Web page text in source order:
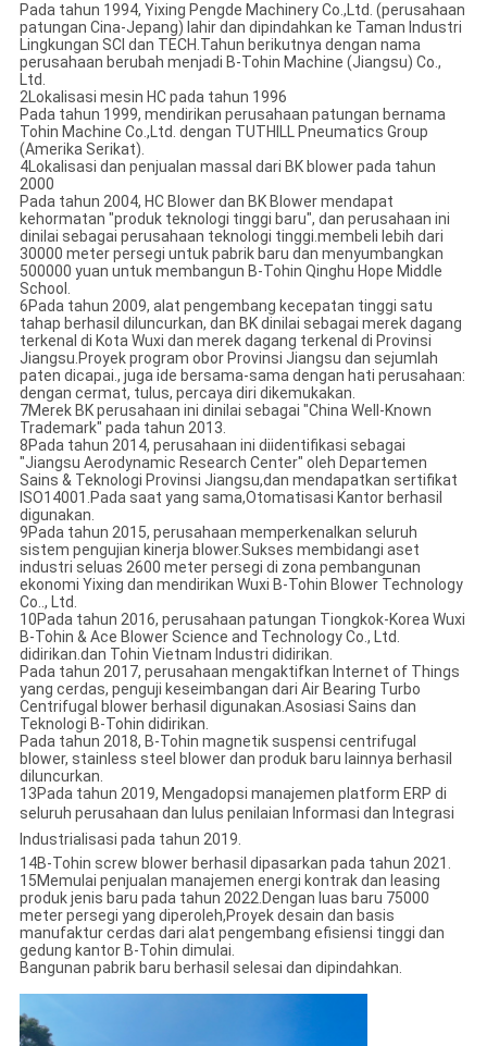
Pada tahun 1994, Yixing Pengde Machinery Co.,Ltd. (perusahaan
patungan Cina-Jepang) lahir dan dipindahkan ke Taman Industri
Lingkungan SCI dan TECH.Tahun berikutnya dengan nama
perusahaan berubah menjadi B-Tohin Machine (Jiangsu) Co.,
Ltd.
2Lokalisasi mesin HC pada tahun 1996
Pada tahun 1999, mendirikan perusahaan patungan bernama
Tohin Machine Co.,Ltd. dengan TUTHILL Pneumatics Group
(Amerika Serikat).
4Lokalisasi dan penjualan massal dari BK blower pada tahun
2000
Pada tahun 2004, HC Blower dan BK Blower mendapat
kehormatan "produk teknologi tinggi baru", dan perusahaan ini
dinilai sebagai perusahaan teknologi tinggi.membeli lebih dari
30000 meter persegi untuk pabrik baru dan menyumbangkan
500000 yuan untuk membangun B-Tohin Qinghu Hope Middle
School.
6Pada tahun 2009, alat pengembang kecepatan tinggi satu
tahap berhasil diluncurkan, dan BK dinilai sebagai merek dagang
terkenal di Kota Wuxi dan merek dagang terkenal di Provinsi
Jiangsu.Proyek program obor Provinsi Jiangsu dan sejumlah
paten dicapai., juga ide bersama-sama dengan hati perusahaan:
dengan cermat, tulus, percaya diri dikemukakan.
7Merek BK perusahaan ini dinilai sebagai "China Well-Known
Trademark" pada tahun 2013.
8Pada tahun 2014, perusahaan ini diidentifikasi sebagai
"Jiangsu Aerodynamic Research Center" oleh Departemen
Sains & Teknologi Provinsi Jiangsu,dan mendapatkan sertifikat
ISO14001.Pada saat yang sama,Otomatisasi Kantor berhasil
digunakan.
9Pada tahun 2015, perusahaan memperkenalkan seluruh
sistem pengujian kinerja blower.Sukses membidangi aset
industri seluas 2600 meter persegi di zona pembangunan
ekonomi Yixing dan mendirikan Wuxi B-Tohin Blower Technology
Co.., Ltd.
10Pada tahun 2016, perusahaan patungan Tiongkok-Korea Wuxi
B-Tohin & Ace Blower Science and Technology Co., Ltd.
didirikan.dan Tohin Vietnam Industri didirikan.
Pada tahun 2017, perusahaan mengaktifkan Internet of Things
yang cerdas, penguji keseimbangan dari Air Bearing Turbo
Centrifugal blower berhasil digunakan.Asosiasi Sains dan
Teknologi B-Tohin didirikan.
Pada tahun 2018, B-Tohin magnetik suspensi centrifugal
blower, stainless steel blower dan produk baru lainnya berhasil
diluncurkan.
13Pada tahun 2019, Mengadopsi manajemen platform ERP di
seluruh perusahaan dan lulus penilaian Informasi dan Integrasi
Industrialisasi pada tahun 2019.
14B-Tohin screw blower berhasil dipasarkan pada tahun 2021.
15Memulai penjualan manajemen energi kontrak dan leasing
produk jenis baru pada tahun 2022.Dengan luas baru 75000
meter persegi yang diperoleh,Proyek desain dan basis
manufaktur cerdas dari alat pengembang efisiensi tinggi dan
gedung kantor B-Tohin dimulai.
Bangunan pabrik baru berhasil selesai dan dipindahkan.